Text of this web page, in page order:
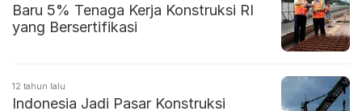
Baru 5% Tenaga Kerja Konstruksi RI
yang Bersertifikasi
12 tahun lalu
Indonesia Jadi Pasar Konstruksi